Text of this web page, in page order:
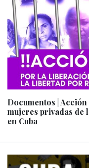
Documentos |
mujeres privadas de
en Cuba